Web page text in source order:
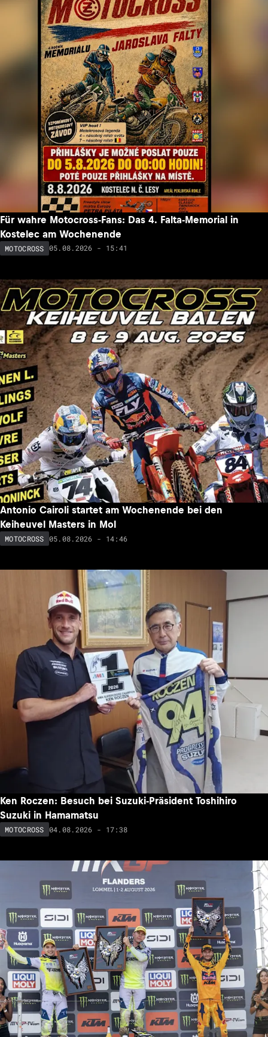
Für wahre Motocross-Fans: Das 4. Falta-Memorial in
Kostelec am Wochenende
MOTOCROSS 05.08.2026 - 15:41
Antonio Cairoli startet am Wochenende bei den
Keiheuvel Masters in Mol
MOTOCROSS 05.08.2026 - 14:46
Ken Roczen: Besuch bei Suzuki-Präsident Toshihiro
Suzuki in Hamamatsu
MOTOCROSS 04.08.2026 - 17:38